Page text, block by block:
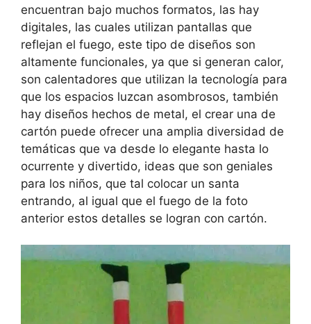
encuentran bajo muchos formatos, las hay
digitales, las cuales utilizan pantallas que
reflejan el fuego, este tipo de diseños son
altamente funcionales, ya que si generan calor,
son calentadores que utilizan la tecnología para
que los espacios luzcan asombrosos, también
hay diseños hechos de metal, el crear una de
cartón puede ofrecer una amplia diversidad de
temáticas que va desde lo elegante hasta lo
ocurrente y divertido, ideas que son geniales
para los niños, que tal colocar un santa
entrando, al igual que el fuego de la foto
anterior estos detalles se logran con cartón.